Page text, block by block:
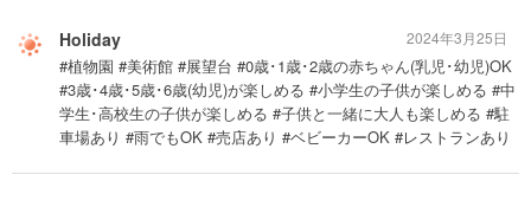
Holiday
#植物園 #美術館 #展望台 #0歳･1歳･2歳の赤ちゃん(乳児･幼児)OK
#3歳･4歳･5歳･6歳(幼児)が楽しめる #小学生の子供が楽しめる #中
学生･高校生の子供が楽しめる #子供と一緒に大人も楽しめる #駐
車場あり #雨でもOK #売店あり #ベビーカーOK #レストランあり
2024年3月25日